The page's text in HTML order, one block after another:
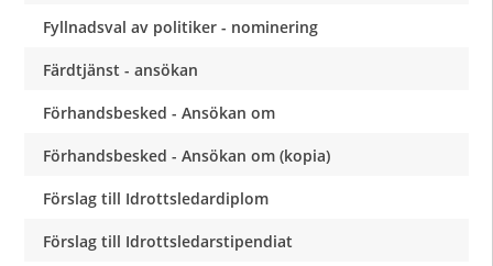
Fyllnadsval av politiker - nominering
Färdtjänst - ansökan
Förhandsbesked - Ansökan om
Förhandsbesked - Ansökan om (kopia)
Förslag till Idrottsledardiplom
Förslag till Idrottsledarstipendiat